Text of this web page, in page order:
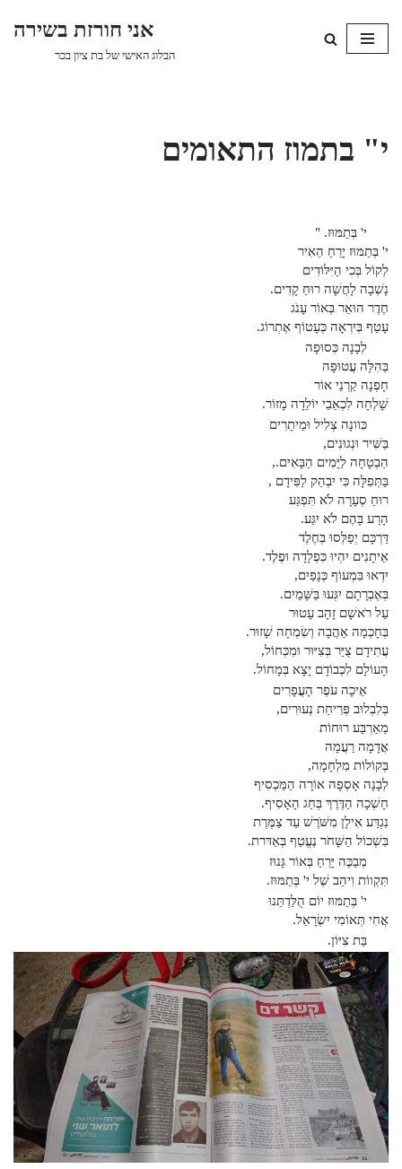
Skip
אני חורזת בשירה
הבלוג האישי של בת ציון בכר
י" בתמוז התאומים
י' בְּתַמּוּז. "
י' בְּתַמּוּז יָרֵחַ הֵאִיר
לְקוֹל בְּכִי הַיִּלּוֹדִים
נָשְׁבָה לָחֲשָׁה רוּחַ קָדִים.
חֶדֶר הוּאַר בְּאוֹר עָנֹג
עָטַף בְּיִרְאָה כְּעָטוֹף אֶתְרוֹג.
לְבָנָה כְּסוּפָה
בַּהִלָּה עֲטוּפָה
חָפְנָה קַרְנֵי אוֹר
שָׁלְחָה לִכְאֵבֵי יוֹלֵדָה מָזוֹר.
כִּוונָה צְלִיל וּמֵיתָרִים
בַּשִּׁיר וּנְגוּנִים,
הַבְטָחָה לַיָּמִים הַבָּאִים.,
בַּתְּפִלָּה כִּי יִבְהַק לַפִּידָם ,
רוּחַ סְעָרָה לֹא תִּפְגַּע
הָרַע בָּהֶם לֹא יִגַּע.
דַּרְכָּם יְפַלְּסוּ בְּחֶלֶד
אֵיתָנִים יִהְיוּ כִּפְלָדָה וּפֶלֶד.
יִדְאוּ בִּמְעוֹף כְּנָפַיִם,
בְּאֶבְרָתָם יִגְּעוּ בַּשָּׁמַיִם.
עַל רֹאשָׁם זָהָב עָטוּר
בְּחָכְמָה אַהֲבָה וְשִׂמְחָה שָׁזוּר.
עֲתִידָם צֻיַּר בְּצִיּוּר וּמִכְּחוֹל,
הָעוֹלָם לִכְבוֹדָם יָצָא בְּמָחוֹל.
אֵיכָה עֹפֶר הָעֳפָרִים
בְּלִבְלוּב פְּרִיחַת נְעוּרִים,
מֵאַרְבַּע רוּחוֹת
אֲדָמָה רַעֲמָה
בְּקוֹלוֹת מִלְחָמָה,
לְבָנָה אָסְפָה אוֹרָה הַמַּכְסִיף
חָשְׁכָה הַדֶּרֶךְ בְּחַג הָאָסִיף.
נִגְדַּע אִילָן מִשֹּׁרֶשׁ עַד צַמֶּרֶת
בִּשְׁכוֹל הַשָּׁחֹר נֶעֱטַף בְּאַדּרת.
מְבַכֶּה יָּרֵחַ בְּאוֹר גָּנוּז
תִּקְווֹת וִיהַב שֶׁל י' בְּתַמּוּז.
י' בְּתַמּוּז יוֹם הֻלַּדְתֵּנוּ
אֲחִי תְּאוֹמִי יִשְׂרָאֵל.
בַּת צִיּוֹן.